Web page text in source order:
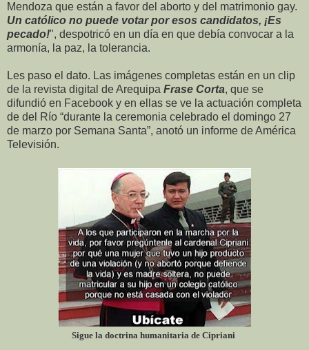
Mendoza que están a favor del aborto y del matrimonio gay.
Un católico no puede votar por esos candidatos, ¡Es
pecado!", despotricó en un día en que debía convocar a la
armonía, la paz, la tolerancia.
Les paso el dato. Las imágenes completas están en un clip
de la revista digital de Arequipa Frase Corta, que se
difundió en Facebook y en ellas se ve la actuación completa
de del Río “durante la ceremonia celebrado el domingo 27
de marzo por Semana Santa”, anotó un informe de América
Televisión.
Sigue la doctrina humanitaria de Cipriani